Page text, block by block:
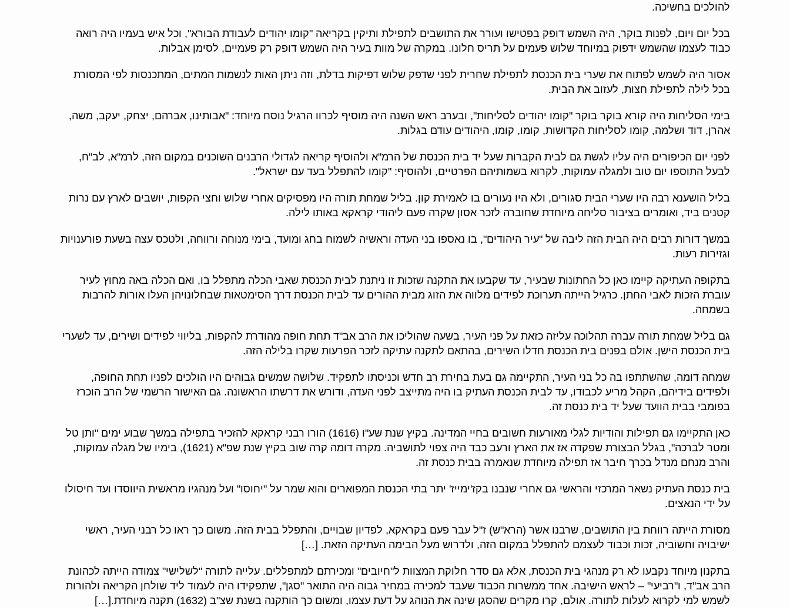
להולכים בחשיכה.
בכל יום ויום, לפנות בוקר, היה השמש דופק בפטישו ועורר את התושבים לתפילת ותיקין בקריאה "קומו יהודים לעבודת הבורא", וכל איש בעמיו היה רואה
כבוד לעצמו שהשמש ידפוק במיוחד שלוש פעמים על תריס חלונו. במקרה של מוות בעיר היה השמש דופק רק פעמיים, לסימן אבלות.
אסור היה לשמש לפתוח את שערי בית הכנסת לתפילת שחרית לפני שדפק שלוש דפיקות בדלת, וזה ניתן האות לנשמות המתים, המתכנסות לפי המסורת
בכל לילה לתפילת חצות, לעזוב את הבית.
בימי הסליחות היה קורא בוקר בוקר "קומו יהודים לסליחות", ובערב ראש השנה היה מוסיף לכרוו הרגיל נוסח מיוחד: "אבותינו, אברהם, יצחק, יעקב, משה,
אהרן, דוד ושלמה, קומו לסליחות הקדושות, קומו, קומו, היהודים עודם בגלות.
לפני יום הכיפורים היה עליו לגשת גם לבית הקברות שעל יד בית הכנסת של הרמ"א ולהוסיף קריאה לגדולי הרבנים השוכנים במקום הזה, לרמ"א, לב"ח,
לבעל התוספו יום טוב ולמגלה עמוקות, לקרוא בשמותיהם הפרטיים, ולהוסיף: "קומו להתפלל בעד עם ישראל".
בליל הושענא רבה היו שערי הבית סגורים, ולא היו נעורים בו לאמירת קון. בליל שמחת תורה היו מפסיקים אחרי שלוש וחצי הקפות, יושבים לארץ עם נרות
קטנים ביד, ואומרים בציבור סליחה מיוחדת שחוברה לזכר אסון שקרה פעם ליהודי קראקא באותו לילה.
במשך דורות רבים היה הבית הזה ליבה של "עיר היהודים", בו נאספו בני העדה וראשיה לשמוח בחג ומועד, בימי מנוחה ורווחה, ולטכס עצה בשעת פורענויות
וגזירות רעות.
בתקופה העתיקה קיימו כאן כל החתונות שבעיר, עד שקבעו את התקנה שזכות זו ניתנת לבית הכנסת שאבי הכלה מתפלל בו, ואם הכלה באה מחוץ לעיר
עוברת הזכות לאבי החתן. כרגיל הייתה תערוכת לפידים מלווה את הזוג מבית ההורים עד לבית הכנסת דרך הסימטאות שבחלונויהן העלו אורות להרבות
בשמחה.
גם בליל שמחת תורה עברה תהלוכה עליזה כזאת על פני העיר, בשעה שהוליכו את הרב אב"ד תחת חופה מהודרת להקפות, בליווי לפידים ושירים, עד לשערי
בית הכנסת הישן. אולם בפנים בית הכנסת חדלו השירים, בהתאם לתקנה עתיקה לזכר הפרעות שקרו בלילה הזה.
שמחה דומה, שהשתתפו בה כל בני העיר, התקיימה גם בעת בחירת רב חדש וכניסתו לתפקיד. שלושה שמשים גבוהים היו הולכים לפניו תחת החופה,
ולפידים בידיהם, הקהל מריע לכבודו, עד לבית הכנסת העתיק בו היה מתייצב לפני העדה, ודורש את דרשתו הראשונה. גם האישור הרשמי של הרב הוכרז
בפומבי בבית הוועד שעל יד בית כנסת זה.
כאן התקיימו גם תפילות והודיות לגלי מאורעות חשובים בחיי המדינה. בקיץ שנת שע"ו (1616) הורו רבני קראקא להזכיר בתפילה במשך שבוע ימים "ותן טל
ומטר לברכה", בגלל הבצורת שפקדה אז את הארץ ורעב כבד היה צפוי לתושביה. מקרה דומה קרה שוב בקיץ שנת שפ"א (1621), בימיו של מגלה עמוקות,
והרב מנחם מנדל בכרך חיבר אז תפילה מיוחדת שנאמרה בבית כנסת זה.
בית כנסת העתיק נשאר המרכזי והראשי גם אחרי שנבנו בקז'ימייז' יתר בתי הכנסת המפוארים והוא שמר על "יחוסו" ועל מנהגיו מראשית היווסדו ועד חיסולו
על ידי הנאצים.
מסורת הייתה רווחת בין התושבים, שרבנו אשר (הרא"ש) ז"ל עבר פעם בקראקא, לפדיון שבויים, והתפלל בבית הזה. משום כך ראו כל רבני העיר, ראשי
ישיבויה וחשוביה, זכות וכבוד לעצמם להתפלל במקום הזה, ולדרוש מעל הבימה העתיקה הזאת. […]
בתקנון מיוחד נקבעו לא רק מנהגי בית הכנסת, אלא גם סדר חלוקת המצוות ל"חיובים" ומכירתם למתפללים. עלייה לתורה "לשלישי" צמודה הייתה לכהונת
הרב אב"ד, ו"רביעי" – לראש הישיבה. אחד ממשרות הכבוד שעבד למכירה במחיר גבוה היה התואר "סגן", שתפקידו היה לעמוד ליד שולחן הקריאה ולהורות
לשמש למי לקרוא לעלות לתורה. אולם, קרו מקרים שהסגן שינה את הנוהג על דעת עצמו, ומשום כך הותקנה בשנת שצ"ב (1632) תקנה מיוחדת.[…]